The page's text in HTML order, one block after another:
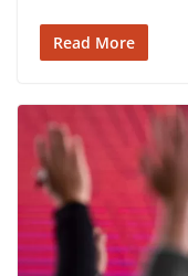
Read More